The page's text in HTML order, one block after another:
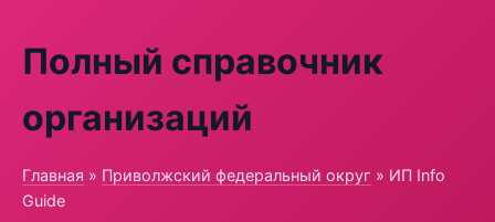
Полный справочник
организаций
Главная » Приволжский федеральный округ » ИП Info
Guide